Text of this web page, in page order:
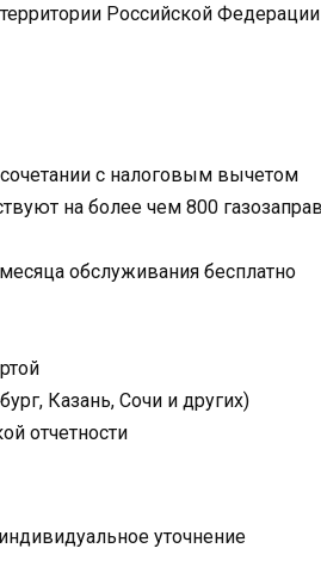
Российской
с налоговым вычетом
на более чем 800
обслуживания бесплатно
Казань, Сочи и других)
отчетности
уточнение